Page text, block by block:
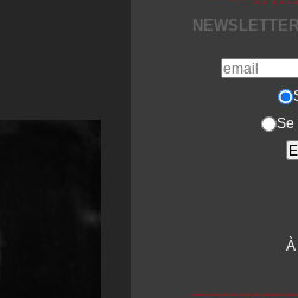
NEWSLETTER
Se
À